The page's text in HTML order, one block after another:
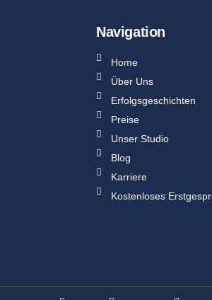
Navigation
Home
Über Uns
Erfolgsgeschichten
Preise
Unser Studio
Blog
Karriere
Kostenloses